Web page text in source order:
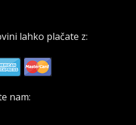
lahko plačate z:
nam: